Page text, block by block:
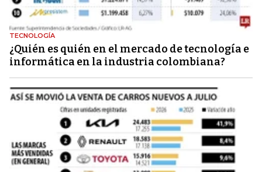
TECNOLOGÍA
¿Quién es quién en el mercado de tecnología e
informática en la industria colombiana?